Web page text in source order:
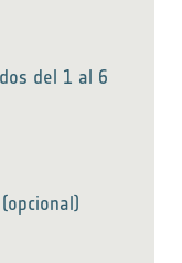
del 1 al 6